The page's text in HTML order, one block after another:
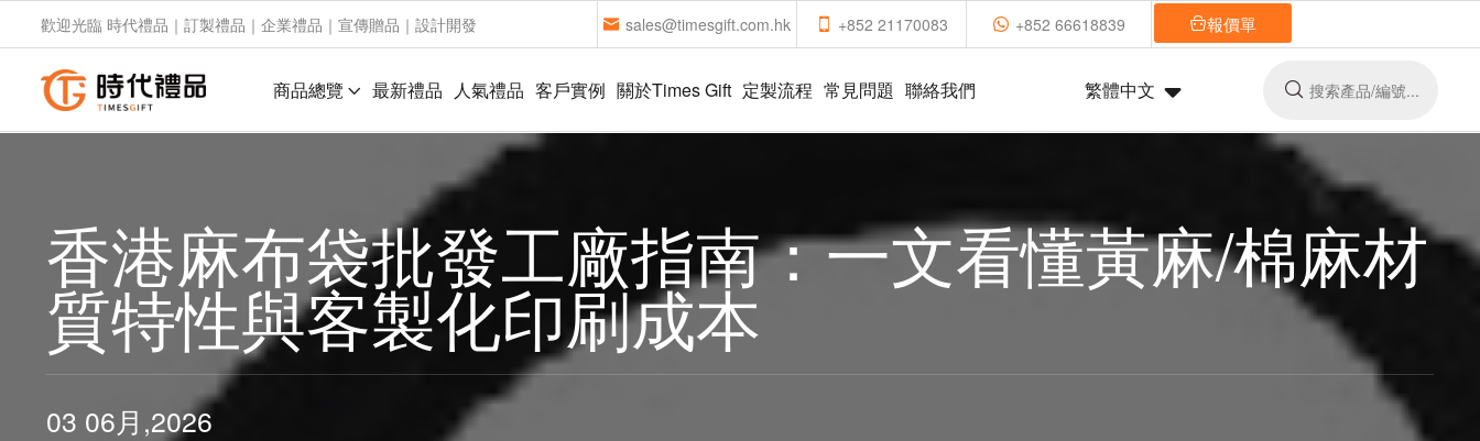
歡迎光臨 時代禮品｜訂製禮品｜企業禮品｜宣傳贈品｜設計開發 sales@timesgift.com.hk +852 21170083 +852 66618839 報價單
商品總覽 最新禮品 人氣禮品 客戶實例 關於Times Gift 定製流程 常見問題 聯絡我們 繁體中文
香港麻布袋批發工廠指南：一文看懂黃麻/棉麻材
質特性與客製化印刷成本
03 06月,2026